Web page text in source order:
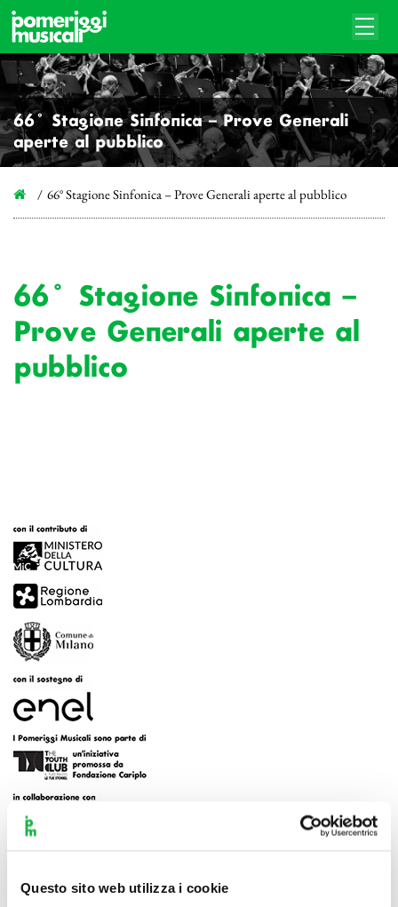
Questo sito web utilizza i cookie
66° Stagione Sinfonica – Prove Generali
aperte al pubblico
66° Stagione Sinfonica – Prove Generali aperte al pubblico
66° Stagione Sinfonica –
Prove Generali aperte al
pubblico